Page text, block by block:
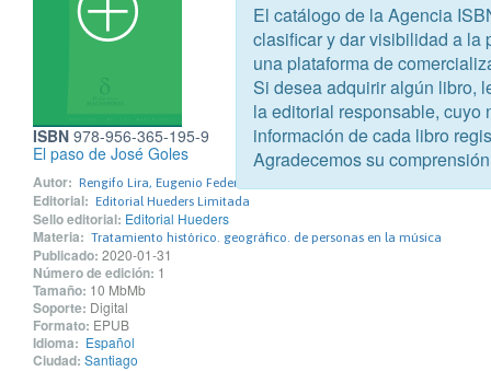
ISBN 978-956-365-195-9
El paso de José Goles
Autor: Rengifo Lira, Eugenio Federico
Editorial: Editorial Hueders Limitada
Sello editorial: Editorial Hueders
Materia: Tratamiento histórico. geográfico. de personas en la música
Publicado: 2020-01-31
Número de edición: 1
Tamaño: 10 MbMb
Soporte: Digital
Formato: EPUB
Idioma: Español
Ciudad: Santiago
El catálogo de la Agencia
clasificar y dar visibilidad a la
una plataforma de
Si desea adquirir algún libro,
la editorial responsable, cuyo
información de cada libro
Agradecemos su